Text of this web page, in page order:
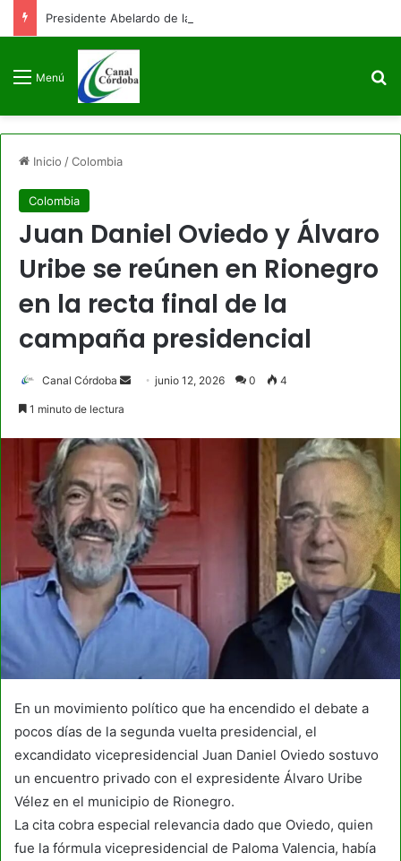
Menú
Inicio /Colombia
Colombia
Juan Daniel Oviedo y Álvaro
Uribe se reúnen en Rionegro
en la recta final de la
campaña presidencial
Canal Córdoba
Sendjunio 12, 2026 0 4
1 minuto de lectura
En un movimiento político que ha encendido el debate a
pocos días de la segunda vuelta presidencial, el
excandidato vicepresidencial Juan Daniel Oviedo sostuvo
un encuentro privado con el expresidente Álvaro Uribe
Vélez en el municipio de Rionegro.
La cita cobra especial relevancia dado que Oviedo, quien
fue la fórmula vicepresidencial de Paloma Valencia, había